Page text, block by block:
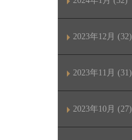
2023年12月 (32)
2023年11月 (31)
2023年10月 (27)